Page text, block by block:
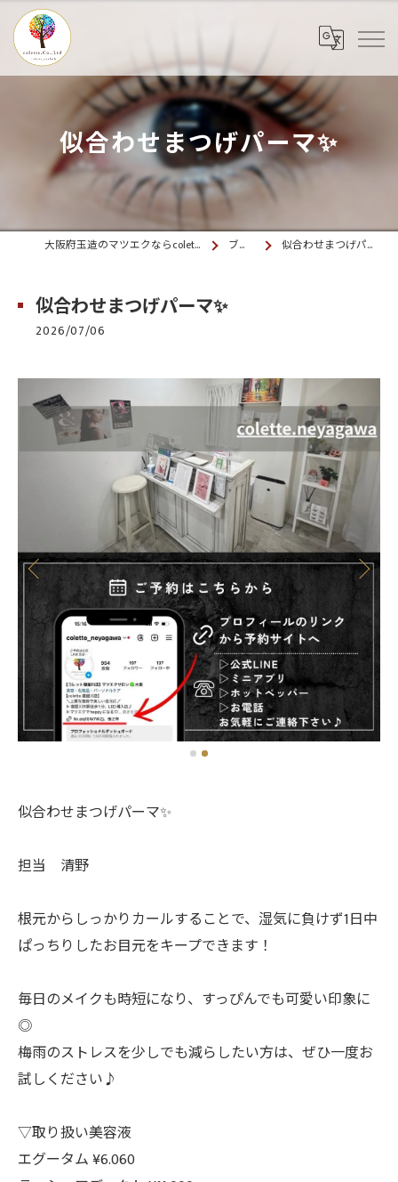
似合わせまつげパーマ✨
大阪府玉造のマツエクならcolette. 玉造 ブログ 似合わせまつげパーマ✨
似合わせまつげパーマ✨
2026/07/06
似合わせまつげパーマ✨
担当 清野
根元からしっかりカールすることで、湿気に負けず1日中
ぱっちりしたお目元をキープできます！
毎日のメイクも時短になり、すっぴんでも可愛い印象に
◎
梅雨のストレスを少しでも減らしたい方は、ぜひ一度お
試しください♪
▽取り扱い美容液
エグータム ¥6.060